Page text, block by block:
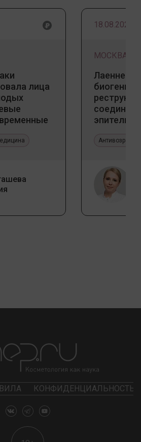
лица
18.08.2026
МОСКВА
Лаеннек
биогенный
КОНФИДЕНЦИАЛЬНОСТЬ